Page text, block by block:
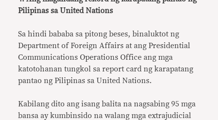
Pilipinas sa United Nations
Sa hindi bababa sa pitong beses, binaluktot ng
Department of Foreign Affairs at ang Presidential
Communications Operations Office ang mga
katotohanan tungkol sa report card ng karapatang
pantao ng Pilipinas sa United Nations.
Kabilang dito ang isang balita na nagsabing 95 mga
bansa ay kumbinsido na walang mga extrajudicial